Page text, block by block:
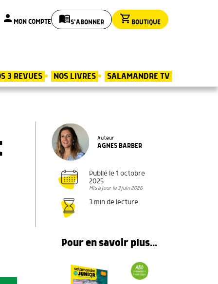
person MON COMPTE menu_bookS'ABONNER shopping_cart BOUTIQUE
3 REVUES NOS LIVRES SALAMANDRE TV
Auteur
AGNES BARBER
Publié le 1 octobre
2025
Mis à jour le 3 juin 2026
3 min de lecture
Pour en savoir plus...